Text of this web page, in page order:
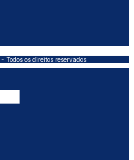
os direitos reservados